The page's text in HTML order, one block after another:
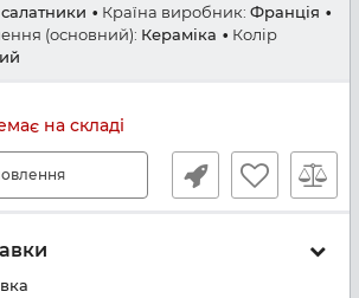
Країна виробник: Франція
(основний): Кераміка
Колір
на складі